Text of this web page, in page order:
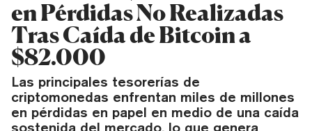
en Pérdidas No Realizadas
Tras Caída de Bitcoin a
$82.000
Las principales tesorerías de
criptomonedas enfrentan miles de millones
en pérdidas en papel en medio de una caída
sostenida del mercado, lo que genera